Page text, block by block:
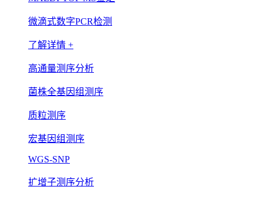
微滴式数字PCR检测
了解详情 +
高通量测序分析
菌株全基因组测序
质粒测序
宏基因组测序
WGS-SNP
扩增子测序分析